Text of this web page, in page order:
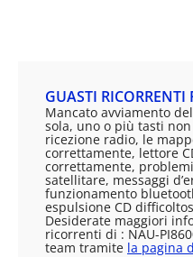
GUASTI
Mancato avviamento
sola, uno o più tasti
ricezione radio, le
correttamente, lettore
correttamente,
satellitare, messaggi
funzionamento
espulsione CD
Desiderate maggiori
ricorrenti di : NAU-
team tramite la pagina